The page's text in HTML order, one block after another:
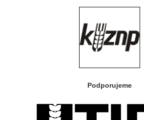
Podporujeme